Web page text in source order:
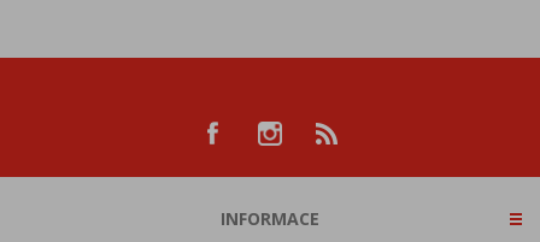
INFORMACE